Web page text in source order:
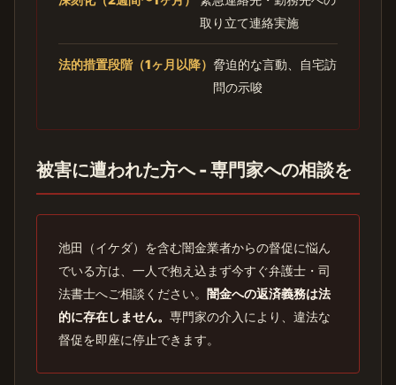
取り立て連絡実施
法的措置段階（1ヶ月以降） 脅迫的な言動、自宅訪
問の示唆
被害に遭われた方へ - 専門家への相談を
池田（イケダ）を含む闇金業者からの督促に悩ん
でいる方は、一人で抱え込まず今すぐ弁護士・司
法書士へご相談ください。 闇金への返済義務は法
的に存在しません。 専門家の介入により、違法な
督促を即座に停止できます。